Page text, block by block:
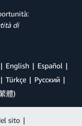
di
English
Español
Türkçe
Ρусский
體)
sito |